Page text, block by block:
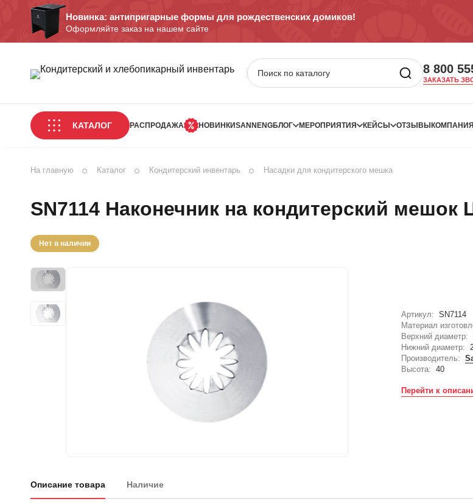
Новинка: антипригарные формы для рождественских домиков!
Оформляйте заказ на нашем сайте
8 800
ЗАКАЗАТЬ
КАТАЛОГ РАСПРОДАЖА НОВИНКИSANNENGБЛОГ МЕРОПРИЯТИЯ КЕЙСЫ ОТЗЫВЫ КОМПАНИЯ
На главную Каталог Кондитерский инвентарь Насадки для кондитерского мешка
SN7114 Наконечник на кондитерский мешок
Нет в наличии
Артикул:
SN7114
Материал
Верхний диаметр:
Нижний диаметр:
Производитель:
Высота:
40
Перейти к
Описание товара Наличие